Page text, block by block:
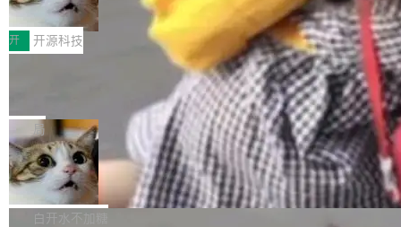
和销毁都太重了。一个 Agent 要执行的任务可能
只需要几毫秒的 CPU 时间，但容器从冷启动到
就绪要花数秒。如果未来有十...
函，也没选择庭外沉默。它在官网贴了一篇博
文，标题只有六个字：Apple is getting this wro
ng。 然后，它把邮件往来和 iMessage 聊天记
录全贴了出来。 他发错人了 苹果外部律师 Gabr
iel Gross 来自 Weil 律所，2 月 23 日下午 5:53
给 OpenAI 总法律顾问 Che Chang 发了封邮
件，附了一封长信，要求 OpenAI 配合调查前苹
果员工带走机密信...
ddy鸿蒙PC版，说话就能干活的AI办公
搭子
全能AI工作台WorkBuddy鸿蒙PC版上架HUAWE
I MatePad Edge应用市场，直接下载即可使
用，与鸿蒙电脑上的体验一致。值得一提的是，
这是目前市面上唯一支持平板接入WorkBuddy P
C版的产品，搭载“人机双写”重磅功能——你写
你的，AI写AI的，同屏协作互不干扰。一句话让
AI帮你干活，现在开启全新体验！ 温馨提示：
体验WorkBuddy鸿蒙PC版前，请将 HUAWEI M
atePad Edge 升级至 HarmonyOS 6.1.0.135S
P9 patch03及以上版本。 *升级路径：设置 > 搜
开 开源科技
FFmpeg 9.0 发布：代号“Lei”，以此纪
全球知名开源多媒体框架 FFmpeg 今天正式发
布了 9.0 版本。这个版本除了带来新一代音视频
处理能力和硬件加速支持之外，还有一个特殊之
处：FFmpeg 9.0 的代号是“Lei”。 这个名字，
来自中国开发者雷霄骅（Lei Xiaohua）。 对于
很多中国音视频开发者而言，这个名字并不陌
局
亚马逊成本失控：AI 写代码烧掉 1215
万元，超预算 860%
外媒近日曝光了亚马逊的多份内部报告显示，AI
导致公司在多个项目上超支。《金融时报》报道
白开水不加糖